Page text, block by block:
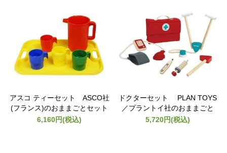
アスコ ティーセット ASCO社
(フランス)のおままごとセット
6,160円(税込)
ドクターセット PLAN TOYS
／プラントイ社のおままごと
5,720円(税込)